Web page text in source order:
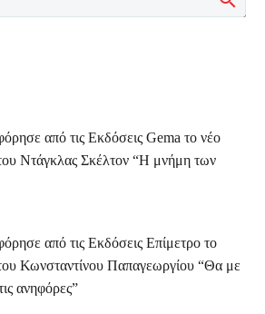
από τις Εκδόσεις Gema το νέο
Ντάγκλας Σκέλτον “Η μνήμη των
από τις Εκδόσεις Επίμετρο το
Κωνσταντίνου Παπαγεωργίου “Θα με
ανηφόρες”